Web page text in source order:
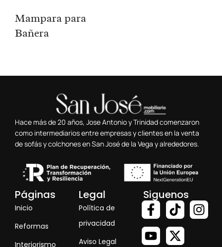
Mampara para
Bañera
Hace más de 20 años, Jose Antonio y Trinidad comenzaron
como intermediarios entre empresas y clientes en la venta
de sofás y colchones en San José de la Vega y alrededores.
Páginas
Inicio
Reformas
Interiorismo
Legal
Política de
privacidad
Aviso Legal
Siguenos